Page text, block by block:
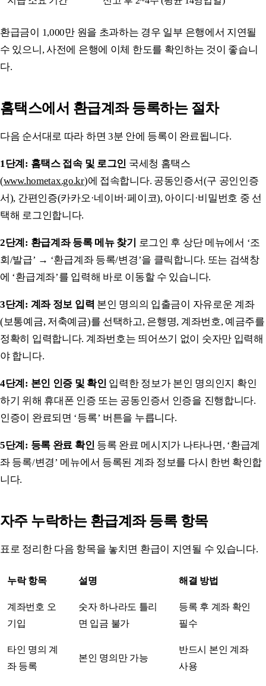
환급금이 1,000만 원을 초과하는 경우 일부 은행에서 지연될
수 있으니, 사전에 은행에 이체 한도를 확인하는 것이 좋습니
다.
홈택스에서 환급계좌 등록하는 절차
다음 순서대로 따라 하면 3분 안에 등록이 완료됩니다.
1단계: 홈택스 접속 및 로그인 국세청 홈택스
(www.hometax.go.kr)에 접속합니다. 공동인증서(구 공인인증
서), 간편인증(카카오·네이버·페이코), 아이디·비밀번호 중 선
택해 로그인합니다.
2단계: 환급계좌 등록 메뉴 찾기
로그인 후 상단 메뉴에서 ‘조
회/발급’ → ‘환급계좌 등록/변경’을 클릭합니다. 또는 검색창
에 ‘환급계좌’를 입력해 바로 이동할 수 있습니다.
3단계: 계좌 정보 입력 본인 명의의 입출금이 자유로운 계좌
(보통예금, 저축예금)를 선택하고, 은행명, 계좌번호, 예금주를
정확히 입력합니다. 계좌번호는 띄어쓰기 없이 숫자만 입력해
야 합니다.
4단계: 본인 인증 및 확인 입력한 정보가 본인 명의인지 확인
하기 위해 휴대폰 인증 또는 공동인증서 인증을 진행합니다.
인증이 완료되면 ‘등록’ 버튼을 누릅니다.
5단계: 등록 완료 확인 등록 완료 메시지가 나타나면, ‘환급계
좌 등록/변경’ 메뉴에서 등록된 계좌 정보를 다시 한번 확인합
니다.
자주 누락하는 환급계좌 등록 항목
표로 정리한 다음 항목을 놓치면 환급이 지연될 수 있습니다.
누락 항목 설명 해결 방법
계좌번호 오
기입
숫자 하나라도 틀리
면 입금 불가
등록 후 계좌 확인
필수
타인 명의 계
좌 등록
본인 명의만 가능
반드시 본인 계좌
사용